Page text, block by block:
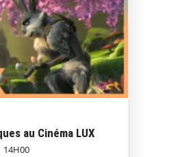
au Cinéma LUX
14H00